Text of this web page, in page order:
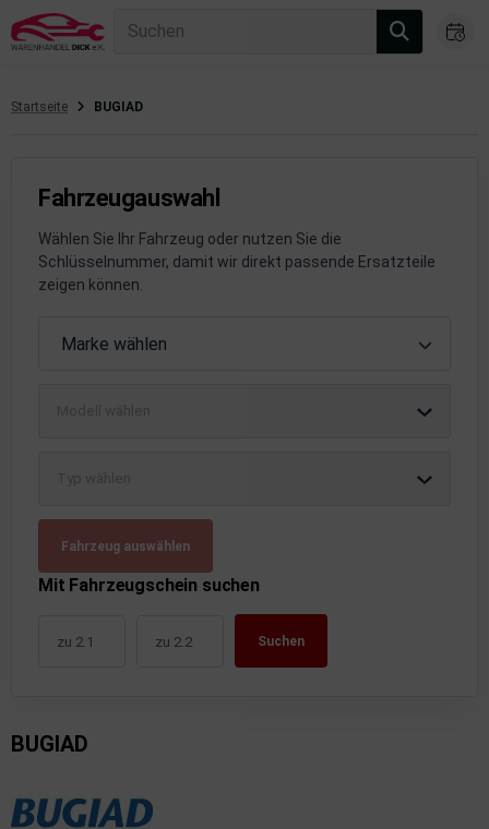
Suchen
Startseite BUGIAD
Fahrzeugauswahl
Wählen Sie Ihr Fahrzeug oder nutzen Sie die
Schlüsselnummer, damit wir direkt passende Ersatzteile
zeigen können.
Marke wählen
Fahrzeug auswählen
Mit Fahrzeugschein suchen
Suchen
BUGIAD
Anbauteile
Dämpfung
Lüftung